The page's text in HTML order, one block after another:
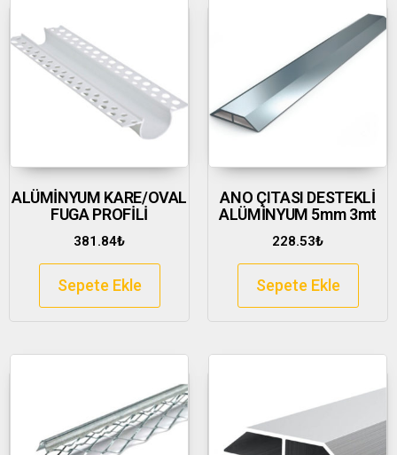
ALÜMİNYUM KARE/OVAL
FUGA PROFİLİ
381.84₺
Sepete Ekle
ANO ÇITASI DESTEKLİ
ALÜMİNYUM 5mm 3mt
228.53₺
Sepete Ekle